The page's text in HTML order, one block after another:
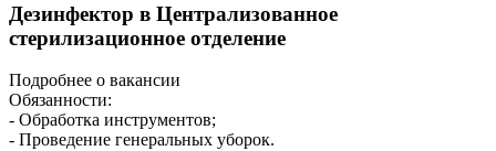
Дезинфектор в Централизованное
стерилизационное отделение
Подробнее о вакансии
Обязанности:
- Обработка инструментов;
- Проведение генеральных уборок.